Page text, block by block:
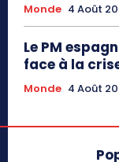
Monde 4 Août
Le PM
face à la
Monde 4 Août